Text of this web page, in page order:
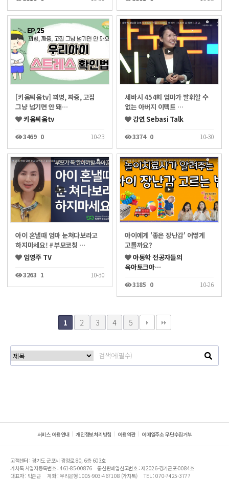
[키움틔움tv] 꾀병, 짜증, 고집
그냥 넘기면 안 돼…
키움틔움tv
3469 0 10-23
세바시 454회 엄마가 발휘할 수
없는 아버지 이펙트 …
강연 Sebasi Talk
3374 0 10-30
아이 혼낼때 엄마 눈쳐다보라고
하지마세요! #부모코칭 …
임영주 TV
3263 1 10-30
아이에게 '좋은 장난감' 어떻게
고를까요?
아동학 전공자들의
육아토크아…
3185 0 10-26
1 2 3 4 5
서비스 이용안내 개인정보처리방침 이용약관 이메일주소 무단수집거부
고객센터 : 경기도 군포시 광정로 80, 6층 603호
가치톡 사업자등록번호 : 461-85-00876
통신판매업신고번호 : 제2026-경기군포-0084호
대표자 : 박준근
계좌 : 우리은행 1005-903-467108 (가치톡) TEL : 070-7425-3777